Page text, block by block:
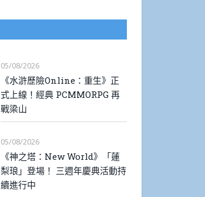
05/08/2026
《水滸歷險Online：重生》正
式上線！經典 PCMMORPG 再
戰梁山
05/08/2026
《神之塔：New World》「蓮
梨琅」登場！ 三週年慶典活動持
續進行中